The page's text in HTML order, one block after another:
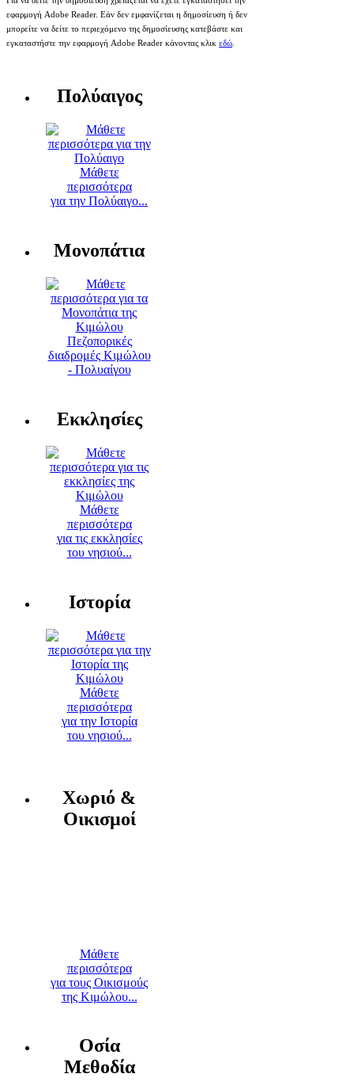
εφαρμογή Adobe Reader. Εάν δεν εμφανίζεται η δημοσίευση ή δεν
μπορείτε να δείτε το περιεχόμενο της δημοσίευσης κατεβάστε και
εγκαταστήστε την εφαρμογή Adobe Reader κάνοντας κλικ εδώ.
Πολύαιγος
Μάθετε
περισσότερα
για την Πολύαιγο...
Μονοπάτια
Πεζοπορικές
διαδρομές Κιμώλου
- Πολυαίγου
Εκκλησίες
Μάθετε
περισσότερα
για τις εκκλησίες
του νησιού...
Ιστορία
Μάθετε
περισσότερα
για την Ιστορία
του νησιού...
Χωριό &
Οικισμοί
Μάθετε
περισσότερα
για τους Οικισμούς
της Κιμώλου...
Οσία
Μεθοδία